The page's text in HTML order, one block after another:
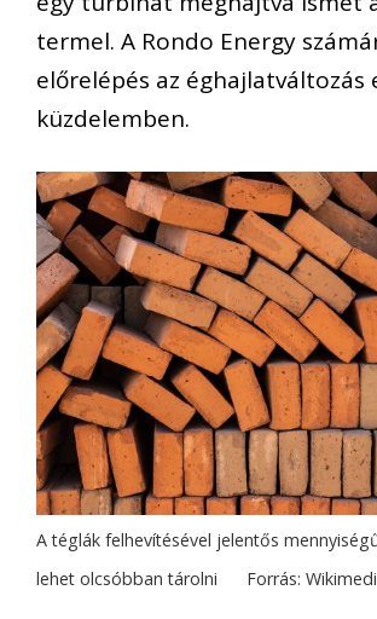
termel. A Rondo Energy
előrelépés az éghajlatváltozás
küzdelemben.
A téglák felhevítésével jelentős
lehet olcsóbban tárolni Forrás: